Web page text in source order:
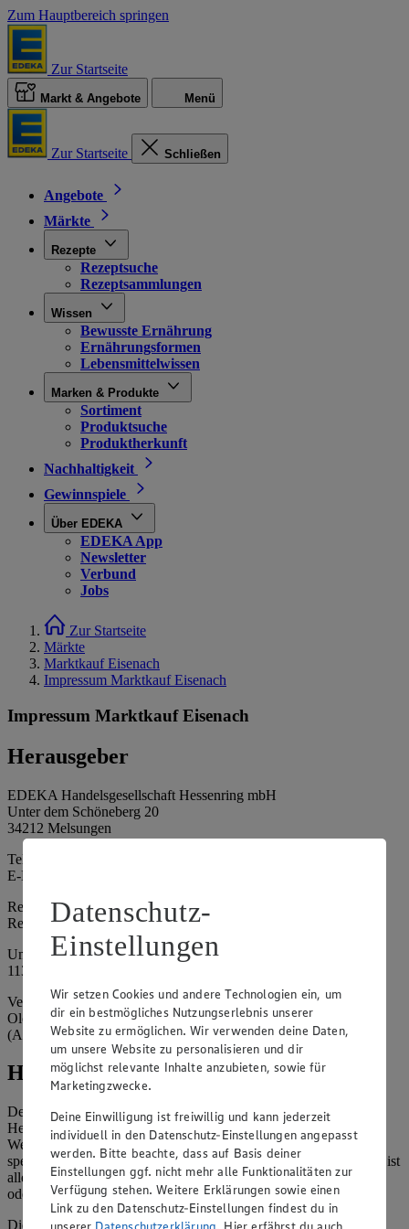
Zum Hauptbereich springen
Zur Startseite
Markt & Angebote Menü
Zur Startseite Schließen
Angebote
Märkte
Rezepte
Rezeptsuche
Rezeptsammlungen
Wissen
Bewusste Ernährung
Ernährungsformen
Lebensmittelwissen
Marken & Produkte
Sortiment
Produktsuche
Produktherkunft
Nachhaltigkeit
Gewinnspiele
Über EDEKA
EDEKA App
Newsletter
Verbund
Jobs
Zur Startseite
Märkte
Marktkauf Eisenach
Impressum Marktkauf Eisenach
Impressum Marktkauf Eisenach
Herausgeber
EDEKA Handelsgesellschaft Hessenring mbH
Unter dem Schöneberg 20
34212 Melsungen
Telefon: 05661 72-0
E-Mail: info@edeka.de
Registergericht: Fritzlar
Registernummer: HRB 11100
Umsatzsteuer-Identifikationsnummer gem. § 27a UStG: DE
113055864
Vertretungsberechtigte: Florian Kramm (Geschäftsführer), Sven-
Olov Vogt (Geschäftsführer), Tobias Schnabel
(Aufsichtsratsvorsitzender)
Hinweise
Der Inhalt dieser Website ist urheberrechtlich geschützt. Der
Herausgeber gewährt Ihnen jedoch das Recht, den auf dieser
Website bereitgestellten Text ganz oder ausschnittsweise zu
speichern und zu vervielfältigen. Aus Gründen des Urheberrechts ist
allerdings die Speicherung und Vervielfältigung von Bildmaterial
oder Grafiken aus dieser Website nicht gestattet.
Die verantwortliche Stelle ist nicht für die Inhalte der versendeten
Datenschutz-
Einstellungen
Wir setzen Cookies und andere Technologien ein, um
dir ein bestmögliches Nutzungserlebnis unserer
Website zu ermöglichen. Wir verwenden deine Daten,
um unsere Website zu personalisieren und dir
möglichst relevante Inhalte anzubieten, sowie für
Marketingzwecke.
Deine Einwilligung ist freiwillig und kann jederzeit
individuell in den Datenschutz-Einstellungen angepasst
werden. Bitte beachte, dass auf Basis deiner
Einstellungen ggf. nicht mehr alle Funktionalitäten zur
Verfügung stehen. Weitere Erklärungen sowie einen
Link zu den Datenschutz-Einstellungen findest du in